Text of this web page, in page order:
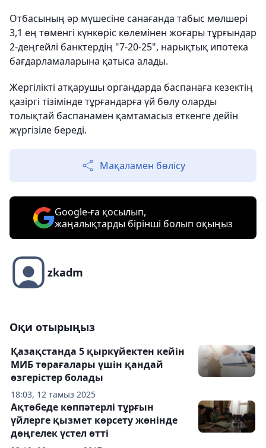
Отбасының әр мүшесіне санағанда табыс мөлшері
3,1 ең төменгі күнкөріс көлемінен жоғары тұрғындар
2-деңгейлі банктердің "7-20-25", нарықтық ипотека
бағдарламаларына қатыса алады.
Жергілікті атқарушы органдарда баспанаға кезектің
қазіргі тізімінде тұрғандарға үй бөлу оларды
толықтай баспанамен қамтамасыз еткенге дейін
жүргізіле береді.
Мақаламен бөлісу
Google-ға қосылып,
жаңалықтарды бірінші болып оқыңыз
zkadm
Оқи отырыңыз
18:03, 12 тамыз 2025
Қазақстанда 5 қыркүйектен кейін
МИБ төрағалары үшін қандай
өзгерістер болады
Ақтөбеде көппәтерлі тұрғын
үйлерге қызмет көрсету жөнінде
дөңгелек үстел өтті